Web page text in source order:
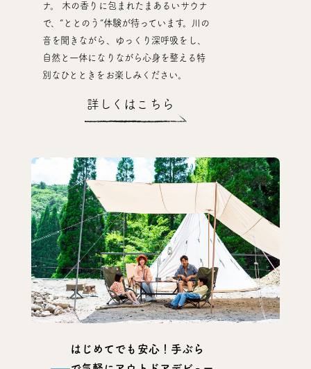
ナ。 木の香りに包まれたまあるいサウナ
で、“ととのう”体験が待っています。川の
音を聞きながら、ゆっくり深呼吸をし、
自然と一体になりながら心身を整える特
別なひとときをお楽しみください。
詳しくはこちら
はじめてでも安心！手ぶら